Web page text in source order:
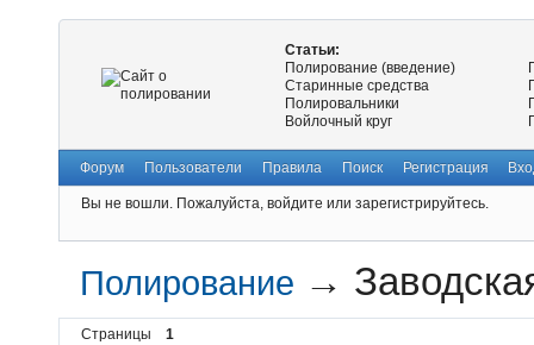
Статьи:
Полирование (введение)
Старинные средства
Полировальники
Войлочный круг
Форум Пользователи Правила Поиск Регистрация
Вы не вошли. Пожалуйста, войдите или зарегистрируйтесь.
Полирование →
Страницы 1